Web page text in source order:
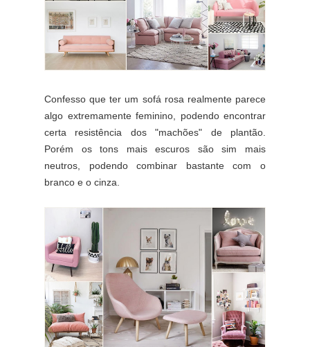
Confesso que ter um sofá rosa realmente parece
algo extremamente feminino, podendo encontrar
certa resistência dos "machões" de plantão.
Porém os tons mais escuros são sim mais
neutros, podendo combinar bastante com o
branco e o cinza.